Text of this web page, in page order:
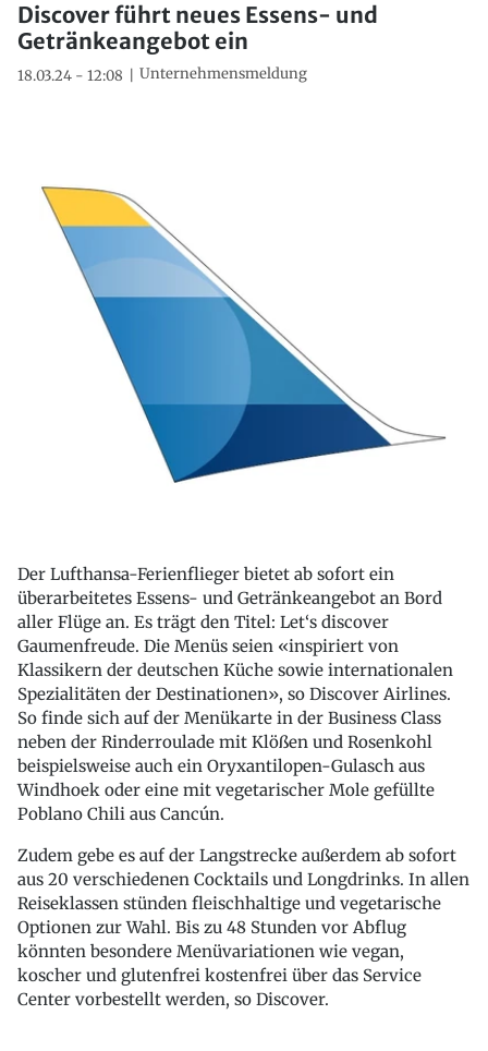
Discover führt neues Essens- und
Getränkeangebot ein
18.03.24 - 12:08 Unternehmensmeldung
Der Lufthansa-Ferienflieger bietet ab sofort ein
überarbeitetes Essens- und Getränkeangebot an Bord
aller Flüge an. Es trägt den Titel: Let‘s discover
Gaumenfreude. Die Menüs seien «inspiriert von
Klassikern der deutschen Küche sowie internationalen
Spezialitäten der Destinationen», so Discover Airlines.
So finde sich auf der Menükarte in der Business Class
neben der Rinderroulade mit Klößen und Rosenkohl
beispielsweise auch ein Oryxantilopen-Gulasch aus
Windhoek oder eine mit vegetarischer Mole gefüllte
Poblano Chili aus Cancún.
Zudem gebe es auf der Langstrecke außerdem ab sofort
aus 20 verschiedenen Cocktails und Longdrinks. In allen
Reiseklassen stünden fleischhaltige und vegetarische
Optionen zur Wahl. Bis zu 48 Stunden vor Abflug
könnten besondere Menüvariationen wie vegan,
koscher und glutenfrei kostenfrei über das Service
Center vorbestellt werden, so Discover.